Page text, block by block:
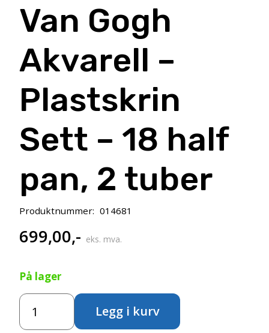
Van Gogh
Akvarell –
Plastskrin
Sett – 18 half
pan, 2 tuber
Produktnummer: 014681
699,00,- eks. mva.
På lager
Van
Gogh
Akvarell
Legg i kurv